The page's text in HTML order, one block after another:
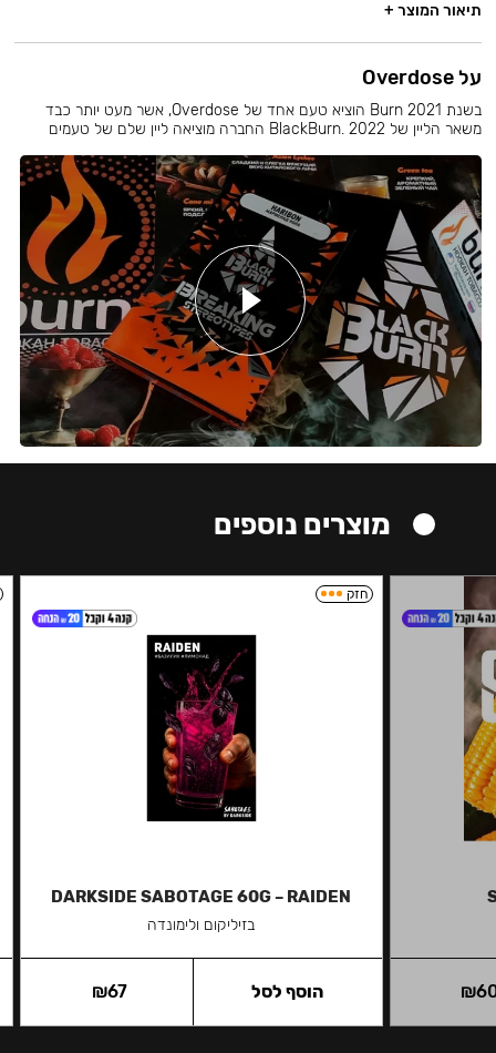
תיאור המוצר +
על Overdose
בשנת 2021 Burn הוציא טעם אחד של Overdose, אשר מעט יותר כבד
משאר הליין של BlackBurn. 2022 החברה מוציאה ליין שלם של טעמים
מוצרים נוספים
₪
חזק
DARKSIDE SABOTAGE 60G – RAIDEN
בזיליקום ולימונדה
₪67 הוסף לסל